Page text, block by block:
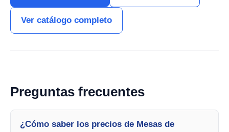
Ver catálogo completo
Preguntas frecuentes
¿Cómo saber los precios de Mesas de